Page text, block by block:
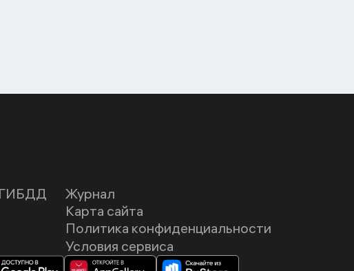
ГИБДД
Журнал
Карта сайта
Политика конфиденциальности
Условия сервиса